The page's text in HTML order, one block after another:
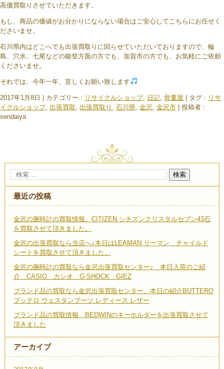
高価買取りさせていただきます。
もし、商品の価値がお分かりにならない場合はご安心してこちらにお任せく
ださいませ。
石川県内はどこへでも出張買取りに回らせていただいておりますので、輪
島、穴水、七尾などの能登方面の方でも、加賀市の方でも、お気軽にご依頼
くださいませ。
それでは、今年一年、宜しくお願い致します
2017年1月8日 カテゴリー : リサイクルショップ, 日記 骨董屋 タグ : リサ
イクルショップ, 出張買取 出張買取り 石川県 金沢 金沢市
投稿者 :
sendaiya
最近の投稿
金沢の腕時計の買取情報。CITIZEN シチズンクリスタルセブン43石
を買取させて頂きました。
金沢の出張買取なら当店へ♪本日はLEAMAN リーマン チャイルド
シートを買取させて頂きました。
金沢の腕時計の買取なら金沢出張買取センター♪ 本日入荷のご紹
介 CASIO カシオ G-SHOCK GIEZ
ブランド品の買取なら金沢出張買取センター。本日の紹介BUTTERO
ブッテロ ウェスタンブーツ レディース レザー
ブランド品の買取情報 BEDWINのキーホルダーを出張買取させて
頂きました
アーカイブ